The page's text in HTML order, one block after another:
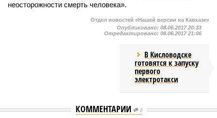
неосторожности смерть человека».
Отдел новостей «Нашей версии на Кавказе»
Опубликовано: 08.06.2017 20:33
Отредактировано: 08.06.2017 21:06
В Кисловодске
готовятся к запуску
первого
электротакси
КОММЕНТАРИИ 0